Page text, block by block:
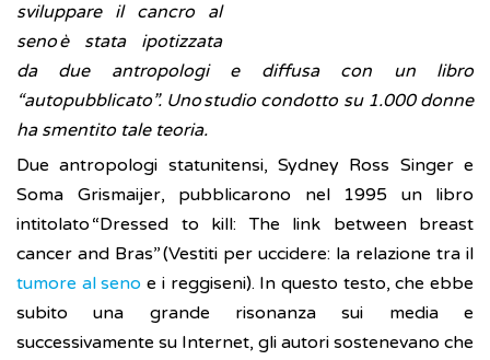
sviluppare il cancro al
seno è stata ipotizzata
da due antropologi e diffusa con un libro
“autopubblicato”. Uno studio condotto su 1.000 donne
ha smentito tale teoria.
Due antropologi statunitensi, Sydney Ross Singer e
Soma Grismaijer, pubblicarono nel 1995 un libro
intitolato “Dressed to kill: The link between breast
cancer and Bras” (Vestiti per uccidere: la relazione tra il
tumore al seno e i reggiseni). In questo testo, che ebbe
subito una grande risonanza sui media e
successivamente su Internet, gli autori sostenevano che